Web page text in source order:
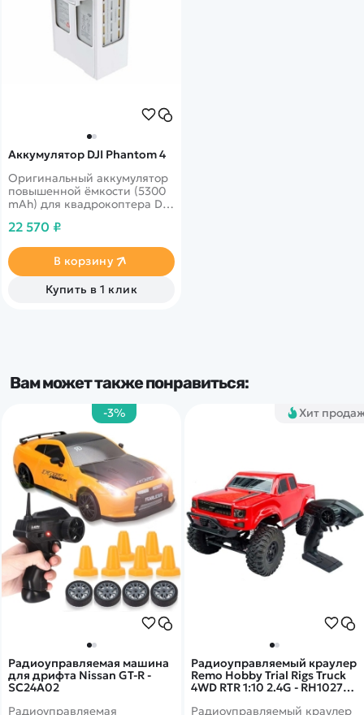
Аккумулятор DJI Phantom 4
Оригинальный аккумулятор
повышенной ёмкости (5300
mAh) для квадрокоптера DJI
22 570 ₽
В корзину
Купить в 1 клик
Вам может также понравиться:
Хит
Радиоуправляемый краулер
Remo Hobby Trial Rigs Truck
4WD RTR 1:10 2.4G - RH10275-
Радиоуправляемый краулер
-3%
Радиоуправляемая машина
для дрифта Nissan GT-R -
SC24A02
Радиоуправляемая